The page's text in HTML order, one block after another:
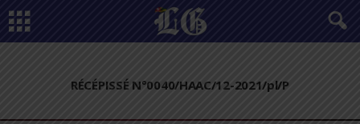
RÉCÉPISSÉ N°0040/HAAC/12-2021/pl/P